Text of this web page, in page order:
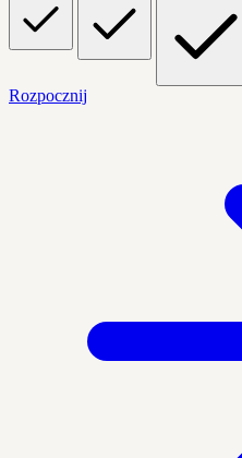
Rozpocznij